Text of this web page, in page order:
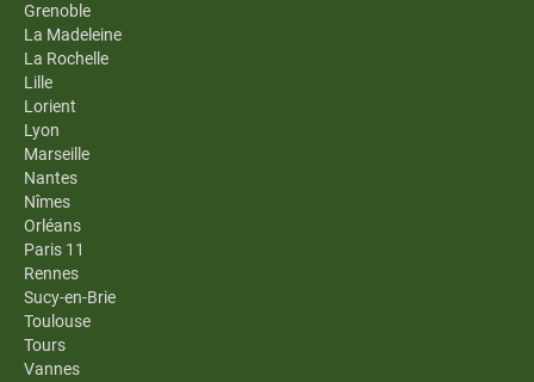
Grenoble
La Madeleine
La Rochelle
Lille
Lorient
Lyon
Marseille
Nantes
Nîmes
Orléans
Paris 11
Rennes
Sucy-en-Brie
Toulouse
Tours
Vannes